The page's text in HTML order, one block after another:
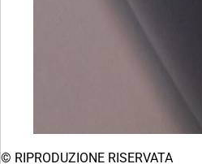
© RIPRODUZIONE RISERVATA